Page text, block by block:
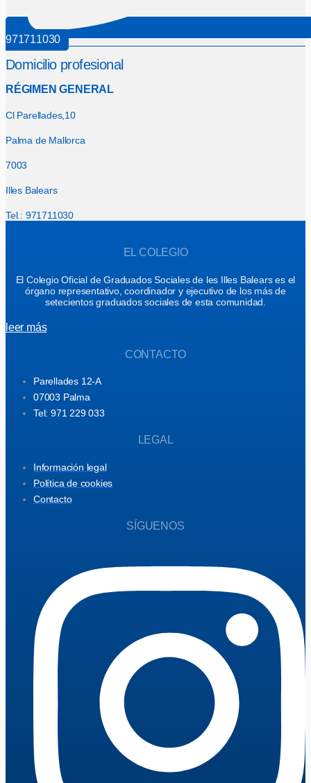
971711030
Domicilio profesional
RÉGIMEN GENERAL
Cl Parellades,10
Palma de Mallorca
7003
Illes Balears
Tel.: 971711030
EL COLEGIO
El Colegio Oficial de Graduados Sociales de les Illes Balears es el
órgano representativo, coordinador y ejecutivo de los más de
setecientos graduados sociales de esta comunidad.
leer más
CONTACTO
Parellades 12-A
07003 Palma
Tel: 971 229 033
LEGAL
Información legal
Política de cookies
Contacto
SÍGUENOS